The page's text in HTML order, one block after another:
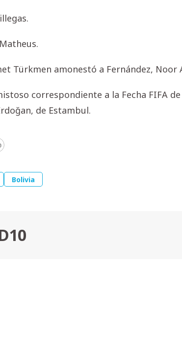
Türkmen amonestó a Fernández, Noor
correspondiente a la Fecha FIFA
de Estambul.
Bolivia